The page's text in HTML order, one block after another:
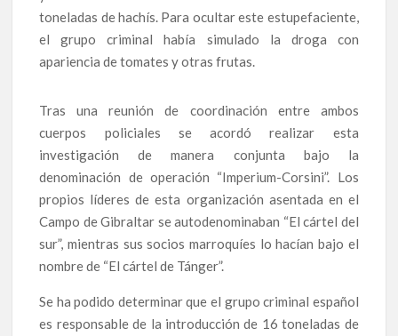
toneladas de hachís. Para ocultar este estupefaciente,
el grupo criminal había simulado la droga con
apariencia de tomates y otras frutas.
Tras una reunión de coordinación entre ambos
cuerpos policiales se acordó realizar esta
investigación de manera conjunta bajo la
denominación de operación “Imperium-Corsini”. Los
propios líderes de esta organización asentada en el
Campo de Gibraltar se autodenominaban “El cártel del
sur”, mientras sus socios marroquíes lo hacían bajo el
nombre de “El cártel de Tánger”.
Se ha podido determinar que el grupo criminal español
es responsable de la introducción de 16 toneladas de